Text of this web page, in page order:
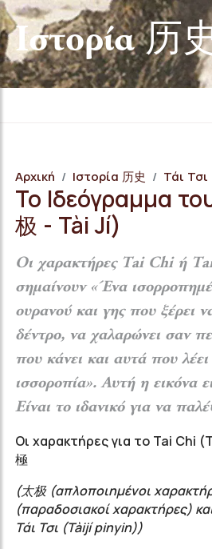
Iστορία 历
Αρχική Iστορία 历史 Τάι Τσι
Το Ιδεόγραμμα
极 - Tài Jí)
Οι χαρακτήρες Tai Chi ή
σημαίνουν «Ένα
ουρανού και γης που ξέρει
δέντρο, να χαλαρώνει σαν
που κάνει και αυτά που
ισσοροπία». Αυτή η εικόνα
Είναι το ιδανικό για να
Οι χαρακτήρες για το Tai Chi
極
(太极 (απλοποιημένοι
(παραδοσιακοί χαρακτήρες)
Τάι Τσι (Tàijí pinyin))